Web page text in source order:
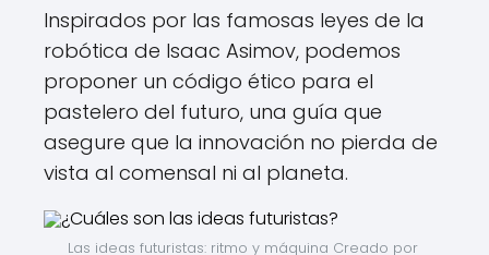
Inspirados por las famosas leyes de la
robótica de Isaac Asimov, podemos
proponer un código ético para el
pastelero del futuro, una guía que
asegure que la innovación no pierda de
vista al comensal ni al planeta.
Las ideas futuristas: ritmo y máquina Creado por